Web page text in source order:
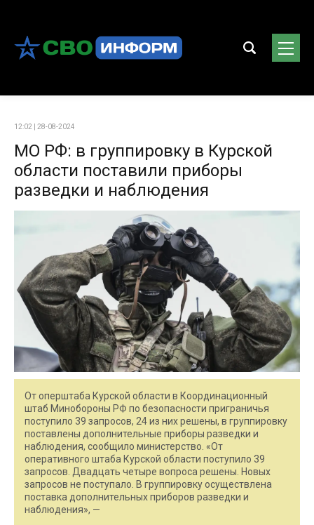
12:02 | 28-08-2024
МО РФ: в группировку в Курской
области поставили приборы
разведки и наблюдения
От оперштаба Курской области в Координационный
штаб Минобороны РФ по безопасности приграничья
поступило 39 запросов, 24 из них решены, в группировку
поставлены дополнительные приборы разведки и
наблюдения, сообщило министерство. «От
оперативного штаба Курской области поступило 39
запросов. Двадцать четыре вопроса решены. Новых
запросов не поступало. В группировку осуществлена
поставка дополнительных приборов разведки и
наблюдения», —